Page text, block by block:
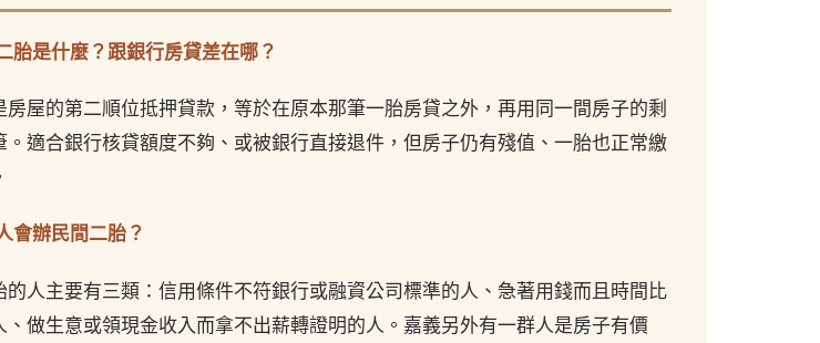
胎是什麼？跟銀行房貸差在哪？
房屋的第二順位抵押貸款，等於在原本那筆一胎房貸之外，再用同一間房子的剩
。適合銀行核貸額度不夠、或被銀行直接退件，但房子仍有殘值、一胎也正常繳
會辦民間二胎？
的人主要有三類：信用條件不符銀行或融資公司標準的人、急著用錢而且時間比
、做生意或領現金收入而拿不出薪轉證明的人。嘉義另外有一群人是房子有價